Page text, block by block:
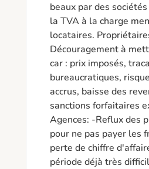
beaux par des
la TVA à la charge
locataires.
Découragement à
car : prix imposés,
bureaucratiques,
accrus, baisse des
sanctions forfaitaires
Agences: -Reflux des
pour ne pas payer les
perte de chiffre
période déjà très